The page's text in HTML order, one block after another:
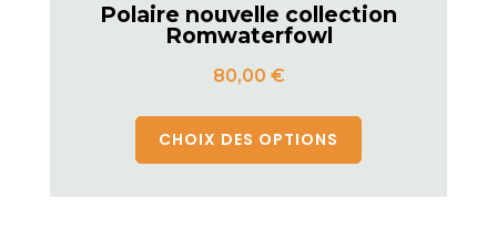
Polaire nouvelle collection
Romwaterfowl
80,00 €
CHOIX DES OPTIONS